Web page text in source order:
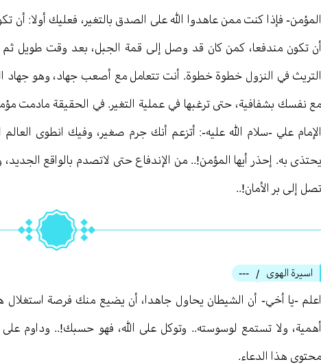
المؤمن- فإذا كنت ممن عاهدوا الله على الصدق بالتغير، فعليك أولا: أن
أن تكون مندفعا، كمن كان قد وصل إلى قمة الجبل، بعد وقت طويل
التريث في النزول خطوة خطوة. أنت تتعامل مع أصعب جهاد، وهو جهاد
مع نفسك بشفافية، حتى ترغبها في عملية التغير. في الحقيقة مادمت
الإمام علي -سلام الله عليه-: أتزعم أنك جرم صغير، وفيك انطوى
يحتذى به. إحذر أيها المؤمن!.. من الإندفاع حتى لاتصدم بالواقع
تصل إلى بر الأمان!..
اسيرة الهوى /
---
اعلم -يا أخي- أن الشيطان يحاول جاهدا، أن يضيع منك فرصة استغلال
أهمية، ولا تستمع لوسوسته.. وتوكل على الله، فهو حسبك!.. وداوم
محتوى هذا الدعاء.